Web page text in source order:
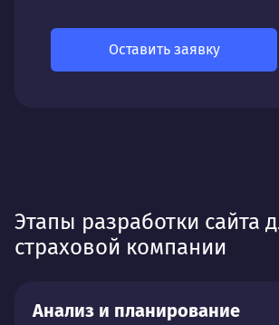
Оставить заявку
Этапы разработки сайта
страховой компании
Анализ и планирование